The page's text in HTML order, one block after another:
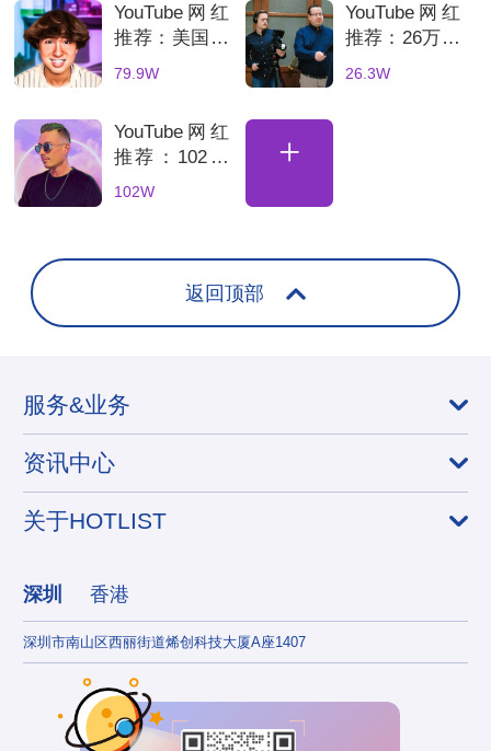
YouTube网红
推荐：美国游
戏科技kol达
79.9W
YouTube网红
推荐：26万粉
德国科技测评
26.3W
YouTube网红
推荐：102万
粉德国科技测
102W
+
返回顶部
服务&业务
资讯中心
关于HOTLIST
深圳 香港
深圳市南山区西丽街道烯创科技大厦A座1407